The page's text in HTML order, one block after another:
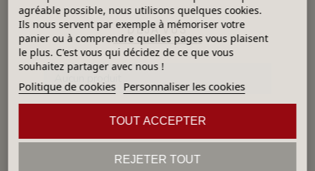
DÉJÀ VUS
agréable possible, nous utilisons quelques cookies.
Ils nous servent par exemple à mémoriser votre
panier ou à comprendre quelles pages vous plaisent
le plus. C'est vous qui décidez de ce que vous
souhaitez partager avec nous !
Politique de cookies Personnaliser les cookies
REJETER TOUT
TOUT ACCEPTER